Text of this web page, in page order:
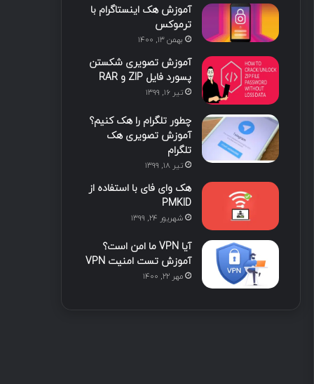
ی
ن
ب
ا
گ
ر
م
م
آموزش هک اینستاگرام با
ترموکس
بهمن ۱۳, ۱۴۰۰
آموزش تصویری شکستن
پسورد فایل ZIP و RAR
تیر ۱۶, ۱۳۹۹
چطور تلگرام را هک کنیم؟
آموزش تصویری هک
تلگرام
تیر ۱۸, ۱۳۹۹
هک وای فای با استفاده از
PMKID
شهریور ۲۴, ۱۳۹۹
آیا VPN ما امن است؟
آموزش تست امنیت VPN
مهر ۲۲, ۱۴۰۰